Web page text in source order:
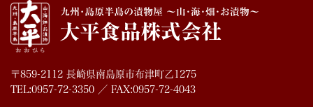
〒859-2112 長崎県南島原市布津町乙1275
TEL:0957-72-3350 ／ FAX:0957-72-4043